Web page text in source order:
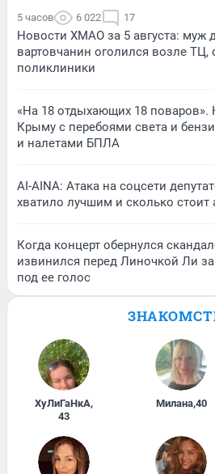
5 часов 6 022 17
Новости ХМАО за 5 августа: муж
вартовчанин оголился возле
поликлиники
«На 18 отдыхающих 18 поваров».
Крыму с перебоями света и
и налетами БПЛА
AI-AINA: Атака на соцсети
хватило лучшим и сколько стоит
Когда концерт обернулся
извинился перед Линочкой Ли
под ее голос
ХуЛиГаНкА,
43
Милана,40